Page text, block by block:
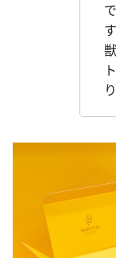
す